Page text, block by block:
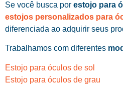
Se você busca por estojo para
estojos personalizados para
diferenciada ao adquirir seus
Trabalhamos com diferentes
Estojo para óculos de sol
Estojo para óculos de grau